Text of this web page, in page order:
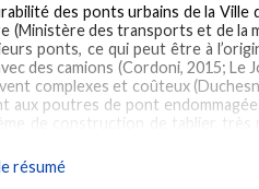
résumé
des ponts urbains de la
(Ministère des transports et de la
ponts, ce qui peut être à
des camions (Cordoni, 2015;
complexes et coûteux
aux poutres de pont
de construction de tablier très
Performances (BFHP) avec
(BFUP). Le BFHP possède